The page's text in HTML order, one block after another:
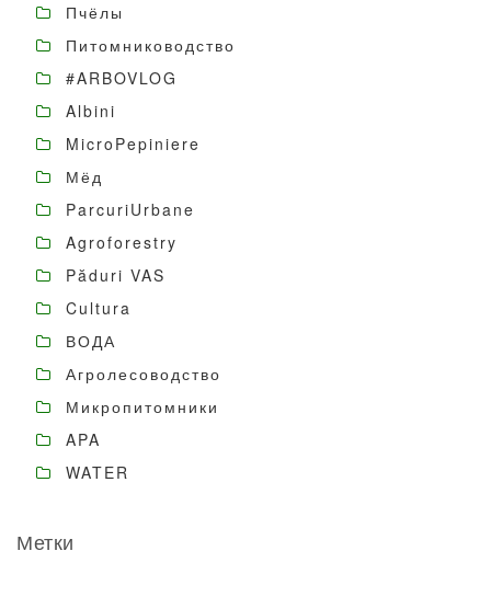
Пчёлы
Питомниководство
#ARBOVLOG
Albini
MicroPepiniere
Мёд
ParcuriUrbane
Agroforestry
Păduri VAS
Cultura
ВОДА
Агролесоводство
Микропитомники
APA
WATER
Метки